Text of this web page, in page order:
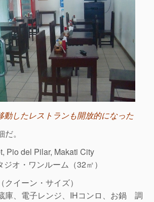
動したレストランも開放的になった
。
Pio del Pilar, Makati City
・ワンルーム（32㎡）
クイーン・サイズ）
庫、電子レンジ、IHコンロ、お鍋 調